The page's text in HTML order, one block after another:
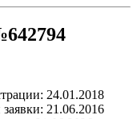
24.01.2018
21.06.2016